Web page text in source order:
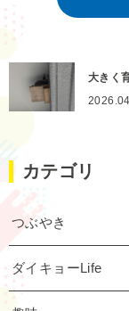
大きく
カテゴリ
つぶやき
ダイキョーLife